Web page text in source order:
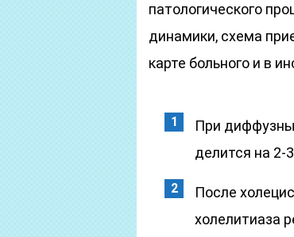
патологического
динамики, схема
карте больного и в
При
делится на 2-
После
холелитиаза